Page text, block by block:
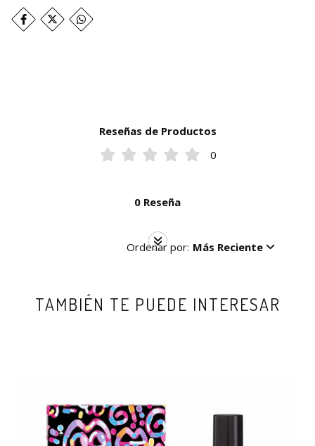
Reseñas de Productos
0
0 Reseña
Ordenar por: Más Reciente
TAMBIÉN TE PUEDE INTERESAR